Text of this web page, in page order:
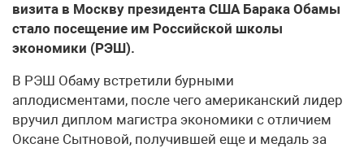
визита в Москву президента США Барака Обамы
стало посещение им Российской школы
экономики (РЭШ).
В РЭШ Обаму встретили бурными
аплодисментами, после чего американский лидер
вручил диплом магистра экономики с отличием
Оксане Сытновой, получившей еще и медаль за